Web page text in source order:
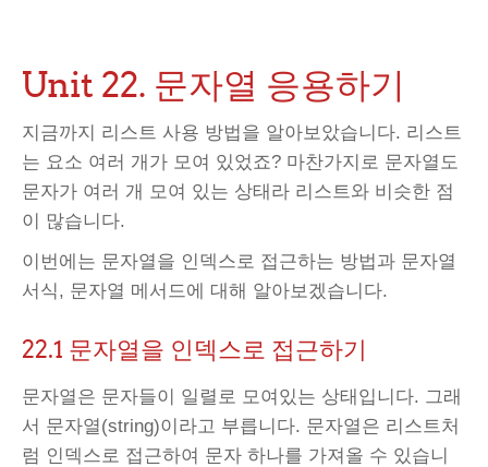
Unit 22. 문자열 응용하기
지금까지 리스트 사용 방법을 알아보았습니다. 리스트
는 요소 여러 개가 모여 있었죠? 마찬가지로 문자열도
문자가 여러 개 모여 있는 상태라 리스트와 비슷한 점
이 많습니다.
이번에는 문자열을 인덱스로 접근하는 방법과 문자열
서식, 문자열 메서드에 대해 알아보겠습니다.
22.1 문자열을 인덱스로 접근하기
문자열은 문자들이 일렬로 모여있는 상태입니다. 그래
서 문자열(string)이라고 부릅니다. 문자열은 리스트처
럼 인덱스로 접근하여 문자 하나를 가져올 수 있습니